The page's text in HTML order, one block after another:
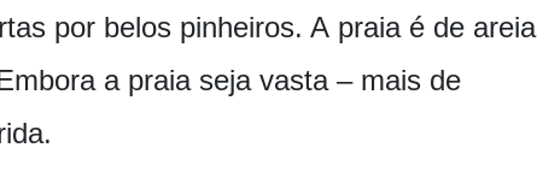
por belos pinheiros. A praia é de areia
a praia seja vasta – mais de